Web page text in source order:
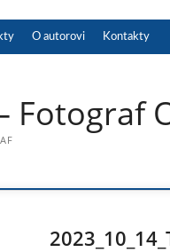
O autorovi Kontakty
Fotograf